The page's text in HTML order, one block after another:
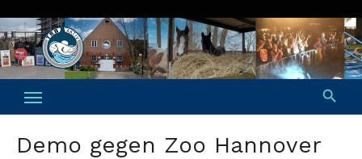
to
content
Demo gegen Zoo Hannover